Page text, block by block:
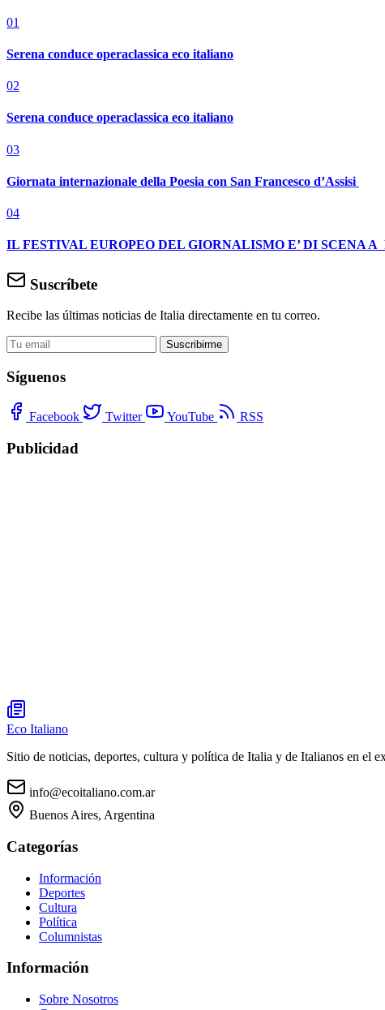
01
Serena conduce operaclassica eco italiano
02
Serena conduce operaclassica eco italiano
03
Giornata internazionale della Poesia con San Francesco d’Assisi
04
IL FESTIVAL EUROPEO DEL GIORNALISMO E’ DI SCENA
Suscríbete
Recibe las últimas noticias de Italia directamente en tu correo.
Suscribirme
Síguenos
Facebook Twitter YouTube RSS
Publicidad
Eco Italiano
Sitio de noticias, deportes, cultura y política de Italia y de Italianos en el
info@ecoitaliano.com.ar
Buenos Aires, Argentina
Categorías
Información
Deportes
Cultura
Política
Columnistas
Información
Sobre Nosotros